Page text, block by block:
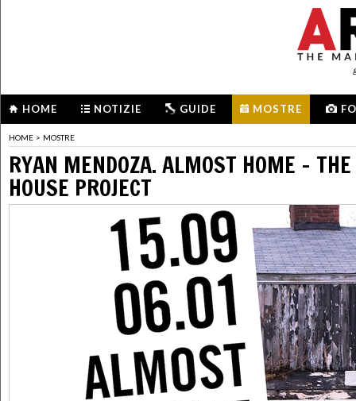
HOME NOTIZIE GUIDE MOSTRE
HOME > MOSTRE
RYAN MENDOZA. ALMOST HOME –
HOUSE PROJECT